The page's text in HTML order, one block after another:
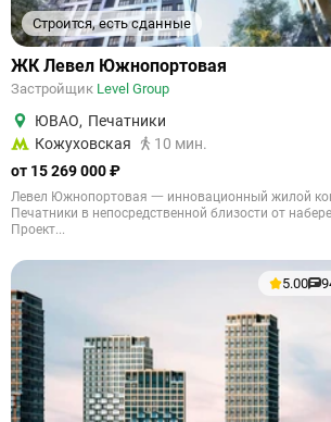
Строится, есть сданные
ЖК Левел Южнопортовая
Застройщик Level Group
ЮВАО, Печатники
Кожуховская
10 мин.
от 15 269 000 ₽
Левел Южнопортовая 一 инновационный жилой
Печатники в непосредственной близости от
Проект...
5.00